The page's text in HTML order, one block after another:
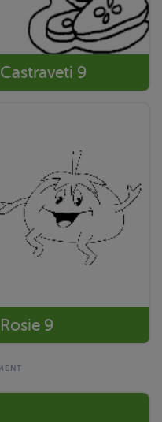
Castraveti 9
Rosie 9